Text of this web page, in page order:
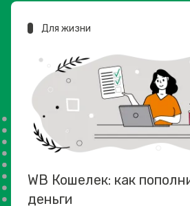
Для жизни
WB Кошелек: как
деньги